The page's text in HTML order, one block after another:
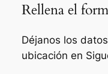
Rellena el
Déjanos los
ubicación en